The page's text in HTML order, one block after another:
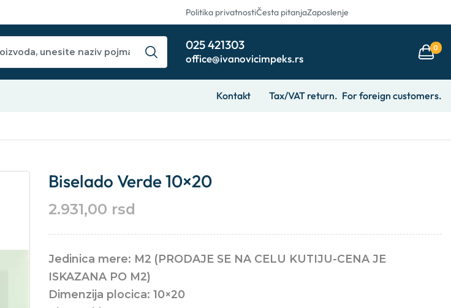
Politika privatnostiČesta pitanjaZaposlenje
025 421303
office@ivanovicimpeks.rs
0
Kontakt Tax/VAT return. For foreign customers.
Biselado Verde 10×20
2.931,00 rsd
Jedinica mere: M2 (PRODAJE SE NA CELU KUTIJU-CENA JE
ISKAZANA PO M2)
Dimenzija plocica: 10×20